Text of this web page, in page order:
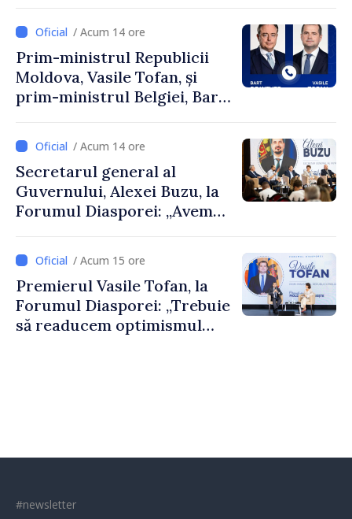
/ Acum 14 ore
Prim-ministrul Republicii
Moldova, Vasile Tofan, și
prim-ministrul Belgiei, Bart
despre parcursul european
al Republicii Moldova.
/ Acum 14 ore
Secretarul general al
Guvernului, Alexei Buzu, la
Forumul Diasporei: „Avem
dumneavoastră pentru a
construi comunități mai
puternice”
/ Acum 15 ore
Premierul Vasile Tofan, la
Forumul Diasporei: „Trebuie
să readucem optimismul
#newsletter